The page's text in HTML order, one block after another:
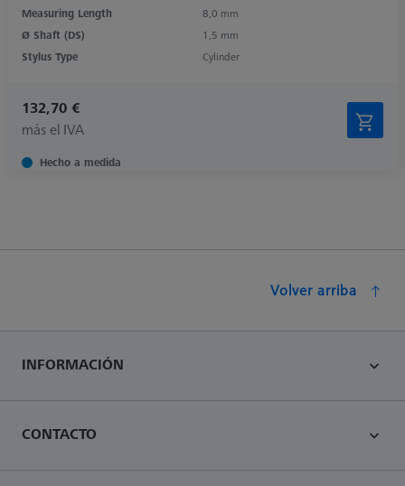
Measuring Length
8,0 mm
Ø Shaft (DS)
1,5 mm
Stylus Type
Cylinder
132,70 €
más el IVA
Hecho a medida
Volver arriba
INFORMACIÓN
CONTACTO